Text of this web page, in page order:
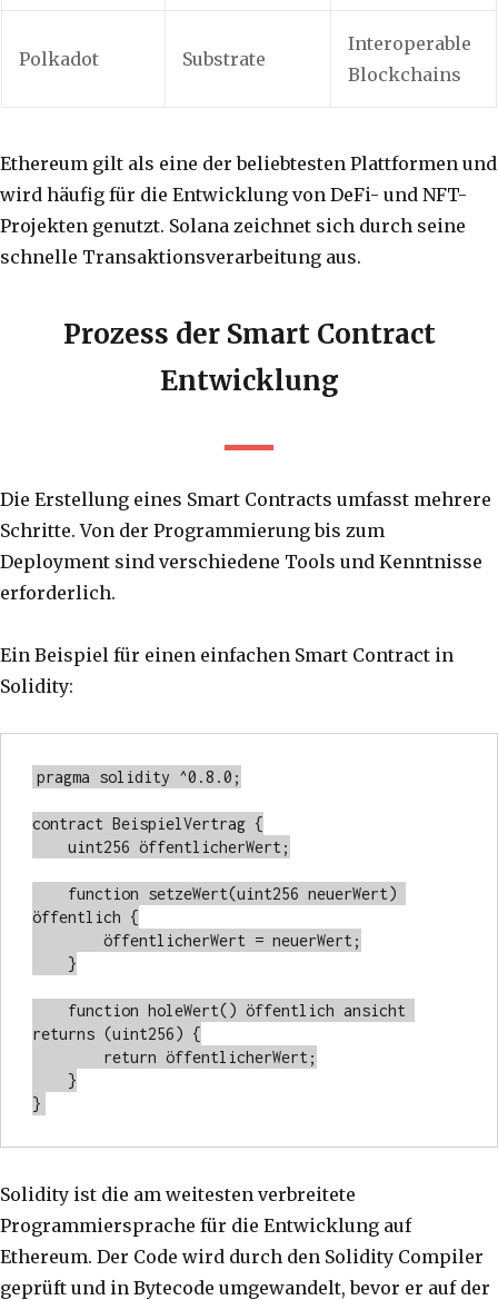
Polkadot Substrate
Interoperable
Blockchains
Ethereum gilt als eine der beliebtesten Plattformen und
wird häufig für die Entwicklung von DeFi- und NFT-
Projekten genutzt. Solana zeichnet sich durch seine
schnelle Transaktionsverarbeitung aus.
Prozess der Smart Contract
Entwicklung
Die Erstellung eines Smart Contracts umfasst mehrere
Schritte. Von der Programmierung bis zum
Deployment sind verschiedene Tools und Kenntnisse
erforderlich.
Ein Beispiel für einen einfachen Smart Contract in
Solidity:
pragma solidity ^0.8.0;
contract BeispielVertrag {
öffentlich {
returns (uint256) {
}
Solidity ist die am weitesten verbreitete
Programmiersprache für die Entwicklung auf
Ethereum. Der Code wird durch den Solidity Compiler
geprüft und in Bytecode umgewandelt, bevor er auf der